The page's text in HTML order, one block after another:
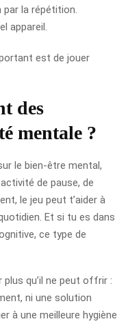
la répétition.
appareil.
est de jouer
des
mentale ?
le bien-être mental,
de pause, de
le jeu peut t’aider à
Et si tu es dans
ce type de
qu’il ne peut offrir :
ni une solution
à une meilleure hygiène